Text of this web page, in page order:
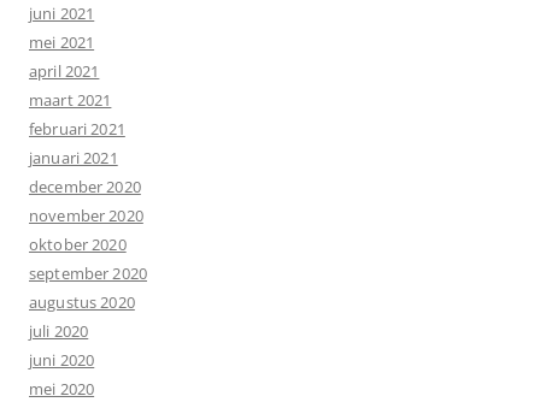
juni 2021
mei 2021
april 2021
maart 2021
februari 2021
januari 2021
december 2020
november 2020
oktober 2020
september 2020
augustus 2020
juli 2020
juni 2020
mei 2020